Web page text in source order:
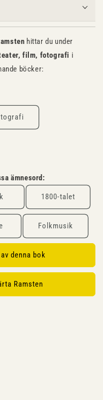
hittar du under
film, fotografi i
böcker:
ämnesord:
1800-talet
Folkmusik
denna bok
Ramsten